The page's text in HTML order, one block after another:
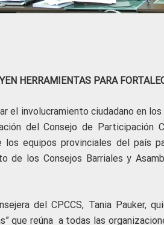
HERRAMIENTAS PARA
el involucramiento ciudadano en
del Consejo de Participación
equipos provinciales del país
de los Consejos Barriales y
del CPCCS, Tania Pauker,
que reúna a todas las